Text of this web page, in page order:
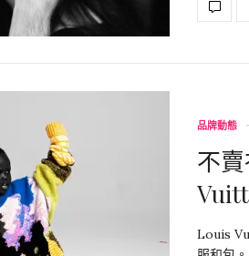
品牌動態
不
Louis